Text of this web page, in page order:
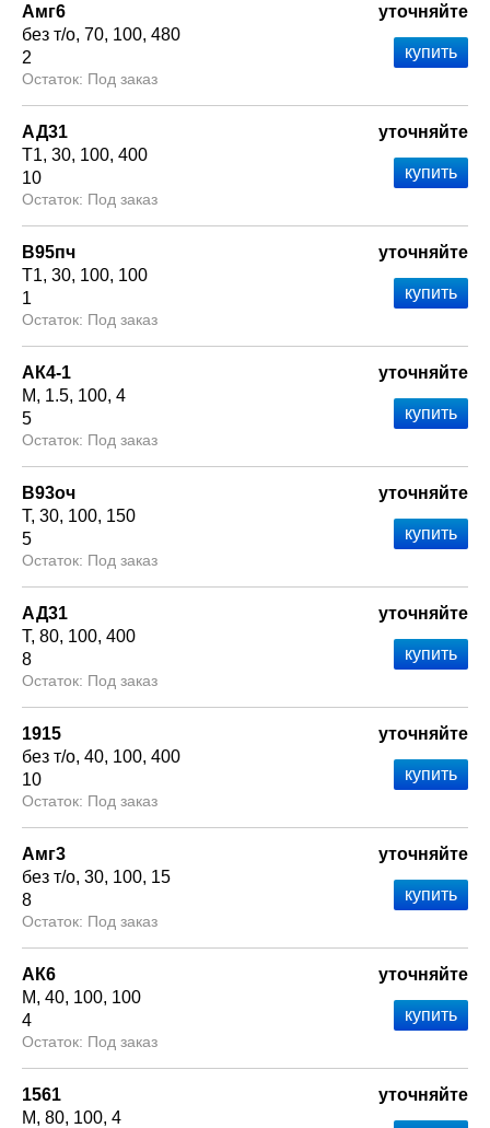
Амг6
без т/о 70 100 480
2
Под заказ
уточняйте
АД31
Т1 30 100 400
10
Под заказ
уточняйте
В95пч
Т1 30 100 100
1
Под заказ
уточняйте
АК4-1
М
1.5 100 4
5
Под заказ
уточняйте
В93оч
Т 30 100 150
5
Под заказ
уточняйте
АД31
Т 80 100 400
8
Под заказ
уточняйте
1915
без т/о 40 100 400
10
Под заказ
уточняйте
Амг3
без т/о 30 100 15
8
Под заказ
уточняйте
АК6
М 40 100 100
4
Под заказ
уточняйте
1561
М 80 100 4
уточняйте